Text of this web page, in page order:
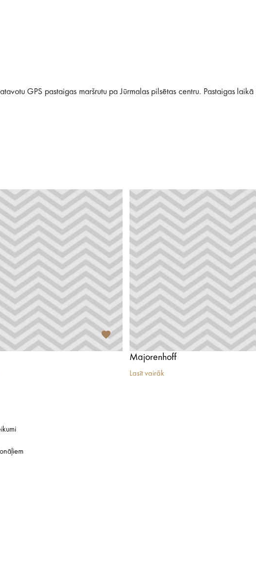
GPS pastaigas maršrutu pa Jūrmalas pilsētas centru. Pastaigas
Majorenhoff
Lasīt vairāk